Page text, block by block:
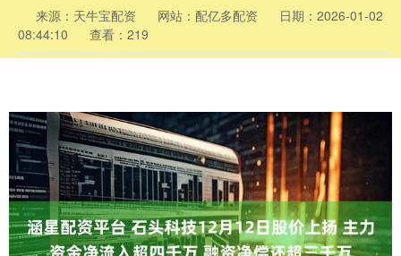
来源：天牛宝配资 网站：配亿多配资
日期：2026-01-02
08:44:10
查看：219